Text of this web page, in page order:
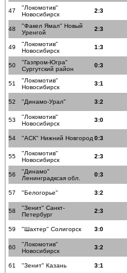
47
"Локомотив"
Новосибирск
2:3
48
"Факел Ямал" Новый
Уренгой
2:3
49
"Локомотив"
Новосибирск
1:3
50
"Газпром-Югра"
Сургутский район
0:3
51
"Локомотив"
Новосибирск
3:1
52 "Динамо-Урал" 3:2
53
"Локомотив"
Новосибирск
3:0
54 "АСК" Нижний Новгород 0:3
55
"Локомотив"
Новосибирск
2:3
56
"Динамо"
Ленинградксая обл.
0:3
57 "Белогорье" 3:2
58
"Зенит" Санкт-
Петербург
2:3
59 "Шахтер" Солигорск 3:0
60
"Локомотив"
Новосибирск
3:2
61 "Зенит" Казань 3:1